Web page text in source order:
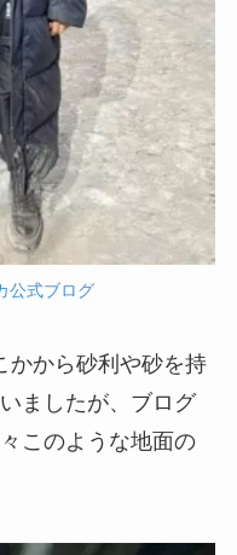
公式ブログ
かから砂利や砂を持
ましたが、ブログ
このような地面の